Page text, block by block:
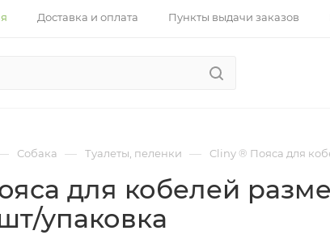
Доставка и оплата Пункты выдачи заказов
Собака — Туалеты, пеленки — Cliny ® Пояса для
для кобелей
упаковка